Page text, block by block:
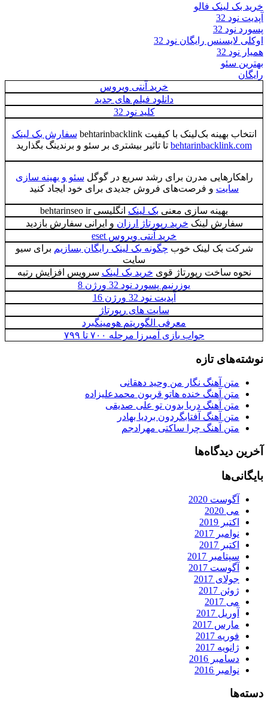
خرید بک لینک فالو
آپدیت نود 32
پسورد نود 32
اوکلی لایسنس رایگان نود 32
همیار نود 32
بهترین سئو
رایگان
خرید آنتی ویروس
دانلود فیلم های جدید
کلید نود 32
انتخاب بهینه بک‌لینک با کیفیت behtarinbacklink
سفارش بک لینک
behtarinbacklink.com تا تاثیر بیشتری بر سئو و برندینگ بگذارید
راهکارهایی مدرن برای رشد سریع در گوگل سئو و بهینه سازی
سایت و فرصت‌های فروش جدیدی برای خود ایجاد کنید
بهینه سازی معنی بک لینک انگلیسی behtarinseo ir
سفارش لینک خرید رپورتاژ ارزان و ایرانی سفارش بازدید
خرید آنتی ویروس eset
شرکت بک لینک خوب چگونه بک لینک رایگان بسازیم برای سیو
سایت
نحوه ساخت رپورتاژ قوی خرید بک لینک سرویس افزایش رتبه
یوزرنیم پسورد نود 32 ورژن 8
آپدیت نود 32 ورژن 16
سایت های رپورتاژ
معرفی الگوریتم هومینگبرد
جواب بازی آمیرزا مرحله ۷۰۰ تا ۷۹۹
نوشته‌های تازه
متن آهنگ نگار من وحید دهقانی
متن آهنگ خنده هاتو قربون محمدعلیزاده
متن آهنگ دریا بدون تو علی صدیقی
متن آهنگ آفتابگردون بردیا بهادر
متن آهنگ چرا ساکتی مهرادجم
آخرین دیدگاه‌ها
بایگانی‌ها
آگوست 2020
می 2020
اکتبر 2019
نوامبر 2017
اکتبر 2017
سپتامبر 2017
آگوست 2017
جولای 2017
ژوئن 2017
می 2017
آوریل 2017
مارس 2017
فوریه 2017
ژانویه 2017
دسامبر 2016
نوامبر 2016
دسته‌ها